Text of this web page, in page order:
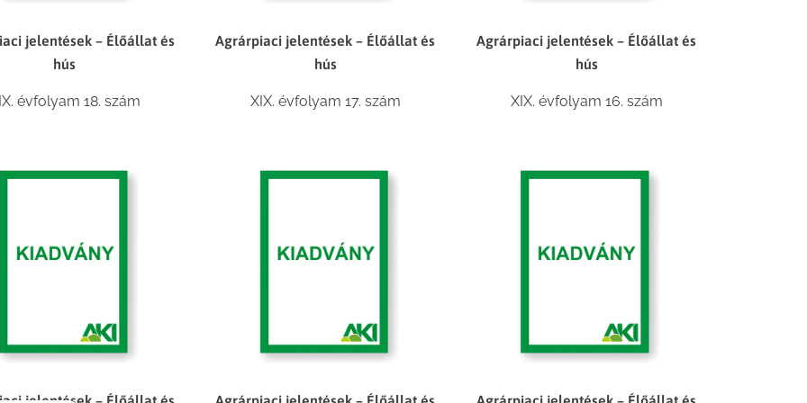
jelentések – Élőállat és
hús
évfolyam 18. szám
Agrárpiaci jelentések – Élőállat és
hús
XIX. évfolyam 17. szám
Agrárpiaci jelentések – Élőállat és
hús
XIX. évfolyam 16. szám